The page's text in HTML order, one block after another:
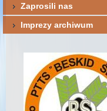
Zaprosili nas
Imprezy archiwum